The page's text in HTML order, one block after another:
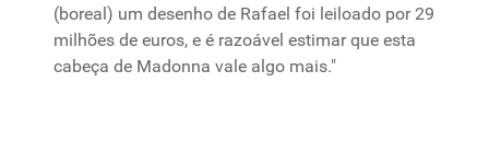
(boreal) um desenho de Rafael foi leiloado por29
milhões de euros, e é razoável estimarque esta
cabeça de Madonna vale algo mais."